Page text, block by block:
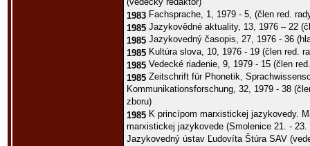
(vedecký redaktor)
1983 Fachsprache, 1, 1979 - 5, (člen red.
1985 Jazykovědné aktuality, 13, 1976 – 22
1985 Jazykovedný časopis, 27, 1976 - 36
1985 Kultúra slova, 10, 1976 - 19 (člen red.
1985 Vedecké riadenie, 9, 1979 - 15 (člen
1985 Zeitschrift für Phonetik,
Kommunikationsforschung, 32, 1979 - 38
zboru)
1985 K princípom marxistickej jazykovedy.
marxistickej jazykovede (Smolenice 21. -
Jazykovedný ústav Ľudovíta Štúra SAV